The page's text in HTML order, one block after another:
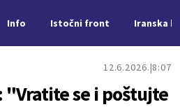
Info Istočni front Iranska
12.6.2026. 8:07
"Vratite se i poštujte